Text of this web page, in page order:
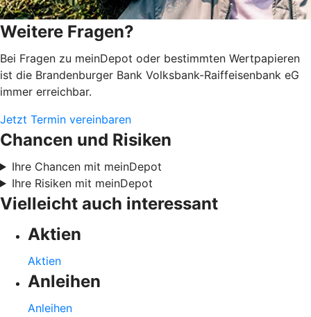
Weitere Fragen?
Bei Fragen zu meinDepot oder bestimmten Wertpapieren
ist die Brandenburger Bank Volksbank-Raiffeisenbank eG
immer erreichbar.
Jetzt Termin vereinbaren
Chancen und Risiken
Ihre Chancen mit meinDepot
Ihre Risiken mit meinDepot
Vielleicht auch interessant
Aktien
Aktien
Anleihen
Anleihen